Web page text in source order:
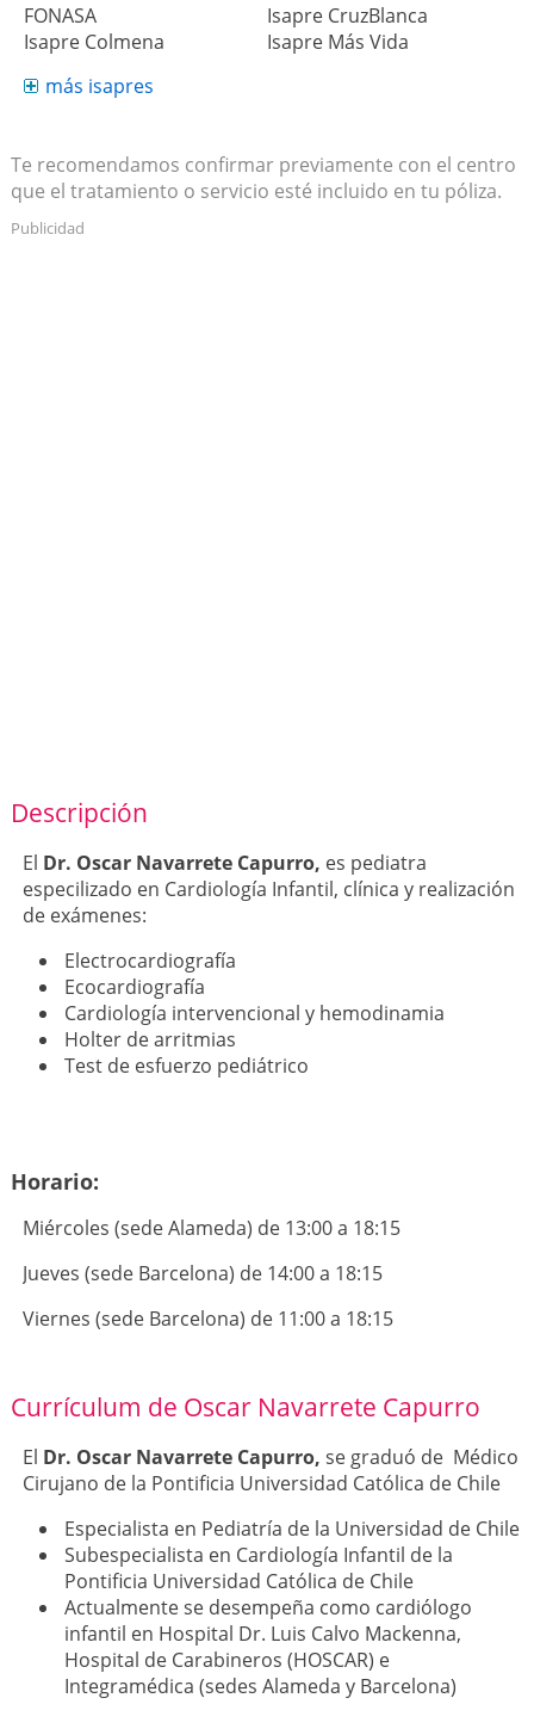
FONASA
Isapre Colmena
Isapre CruzBlanca
Isapre Más Vida
más isapres
Te recomendamos confirmar previamente con el centro
que el tratamiento o servicio esté incluido en tu póliza.
Publicidad
Descripción
El Dr. Oscar Navarrete Capurro, es pediatra
especilizado en Cardiología Infantil, clínica y realización
de exámenes:
Electrocardiografía
Ecocardiografía
Cardiología intervencional y hemodinamia
Holter de arritmias
Test de esfuerzo pediátrico
Horario:
Miércoles (sede Alameda) de 13:00 a 18:15
Jueves (sede Barcelona) de 14:00 a 18:15
Viernes (sede Barcelona) de 11:00 a 18:15
Currículum de Oscar Navarrete Capurro
El Dr. Oscar Navarrete Capurro, se graduó de Médico
Cirujano de la Pontificia Universidad Católica de Chile
Especialista en Pediatría de la Universidad de Chile
Subespecialista en Cardiología Infantil de la
Pontificia Universidad Católica de Chile
Actualmente se desempeña como cardiólogo
infantil en Hospital Dr. Luis Calvo Mackenna,
Hospital de Carabineros (HOSCAR) e
Integramédica (sedes Alameda y Barcelona)